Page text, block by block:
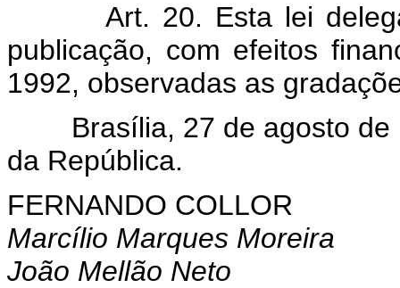
Art. 20. Esta lei
publicação, com efeitos
1992, observadas as
Brasília, 27 de agosto de
da República.
FERNANDO COLLOR
Marcílio Marques Moreira
João Mellão Neto